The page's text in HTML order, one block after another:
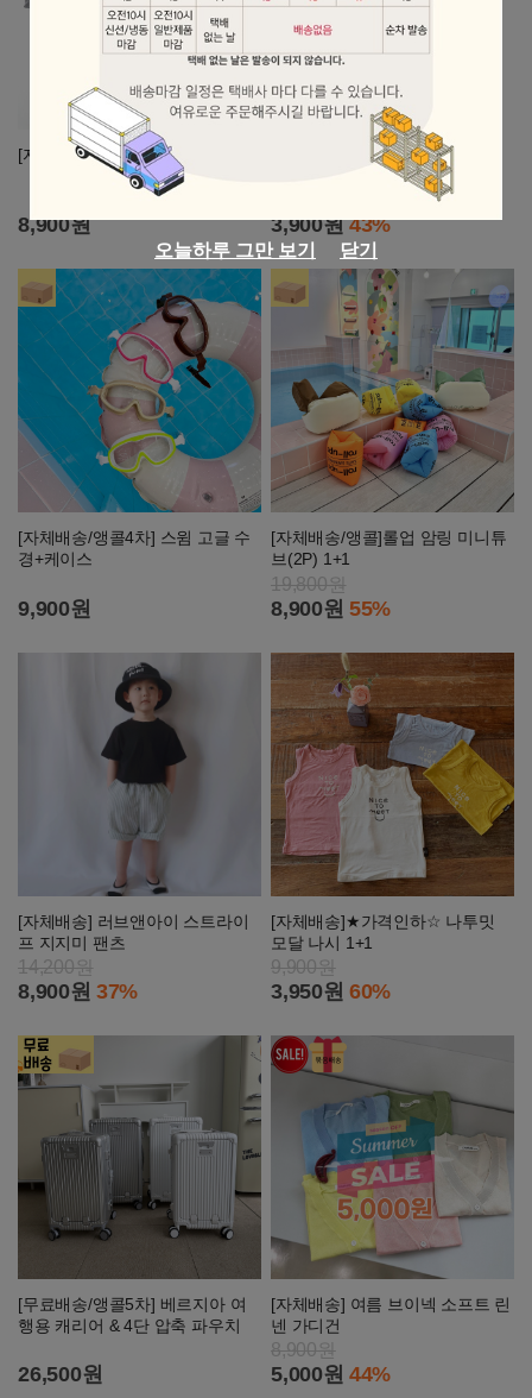
[자체배송] 반팔 카라 티셔츠
8,900원
[특!]창고정리 세일!!!!
3,900원 43%
[자체배송/앵콜4차] 스윔 고글 수
경+케이스
9,900원
[자체배송/앵콜]롤업 암링 미니튜
브(2P) 1+1
19,800원
8,900원 55%
[자체배송] 러브앤아이 스트라이
프 지지미 팬츠
14,200원
8,900원 37%
[자체배송]★가격인하☆ 나투밋
모달 나시 1+1
9,900원
3,950원 60%
[무료배송/앵콜5차] 베르지아 여
행용 캐리어 & 4단 압축 파우치
26,500원
[자체배송] 여름 브이넥 소프트 린
넨 가디건
8,900원
5,000원 44%
오늘하루 그만 보기 닫기